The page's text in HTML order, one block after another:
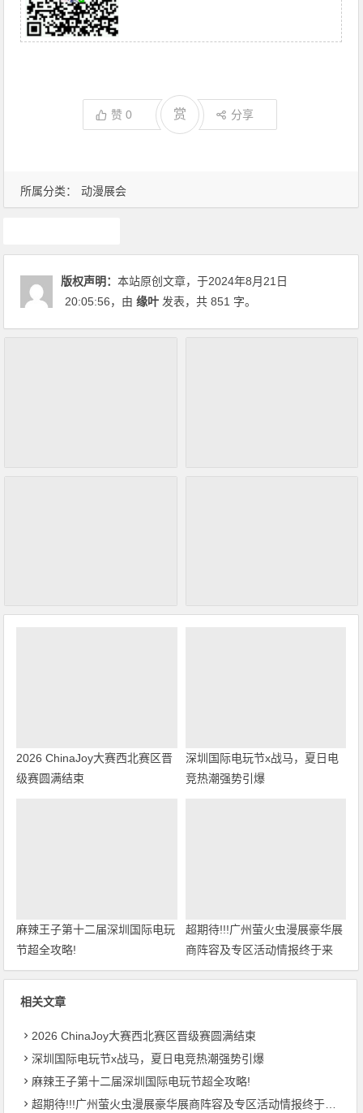
所属分类： 动漫展会
赞0 赏 分享
版权声明：本站原创文章，于2024年8月21日
20:05:56，由缘叶 发表，共 851 字。
2026 ChinaJoy大赛西北赛区晋
级赛圆满结束
深圳国际电玩节x战马，夏日电
竞热潮强势引爆
麻辣王子第十二届深圳国际电玩
节超全攻略!
超期待!!!广州萤火虫漫展豪华展
商阵容及专区活动情报终于来
啦！
相关文章
2026 ChinaJoy大赛西北赛区晋级赛圆满结束
深圳国际电玩节x战马，夏日电竞热潮强势引爆
麻辣王子第十二届深圳国际电玩节超全攻略!
超期待!!!广州萤火虫漫展豪华展商阵容及专区活动情报终于来啦！